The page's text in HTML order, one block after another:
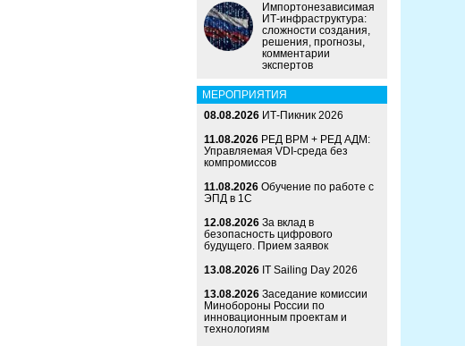
Импортонезависимая
ИТ-инфраструктура:
сложности создания,
решения, прогнозы,
комментарии
экспертов
МЕРОПРИЯТИЯ
08.08.2026 ИТ-Пикник 2026
11.08.2026 РЕД ВРМ + РЕД АДМ:
Управляемая VDI-среда без
компромиссов
11.08.2026 Обучение по работе с
ЭПД в 1С
12.08.2026 За вклад в
безопасность цифрового
будущего. Прием заявок
13.08.2026 IT Sailing Day 2026
13.08.2026 Заседание комиссии
Минобороны России по
инновационным проектам и
технологиям